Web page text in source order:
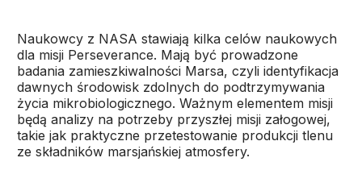
Naukowcy z NASA stawiają kilka celów naukowych
dla misji Perseverance. Mają być prowadzone
badania zamieszkiwalności Marsa, czyli identyfikacja
dawnych środowisk zdolnych do podtrzymywania
życia mikrobiologicznego. Ważnym elementem misji
będą analizy na potrzeby przyszłej misji załogowej,
takie jak praktyczne przetestowanie produkcji tlenu
ze składników marsjańskiej atmosfery.